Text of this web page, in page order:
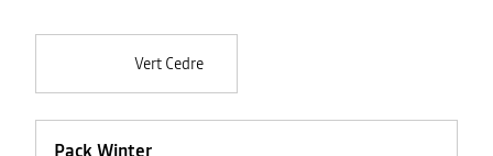
Vert Cedre
Pack Winter